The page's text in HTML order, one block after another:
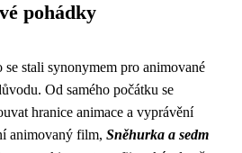
pohádky
stali synonymem pro animované
Od samého počátku se
hranice animace a vyprávění
animovaný film, Sněhurka a sedm